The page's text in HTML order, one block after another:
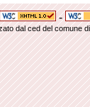
-
dal ced del comune